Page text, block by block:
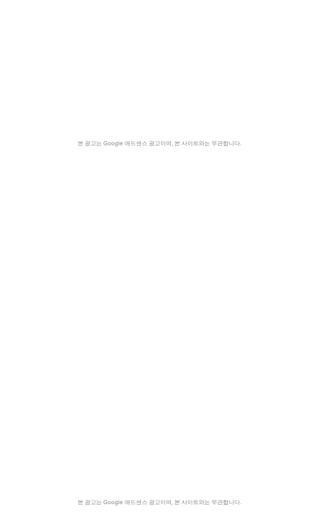
본 광고는 Google 애드센스 광고이며, 본 사이트와는 무관합니다.
본 광고는 Google 애드센스 광고이며, 본 사이트와는 무관합니다.